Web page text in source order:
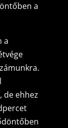
a
a
de ehhez